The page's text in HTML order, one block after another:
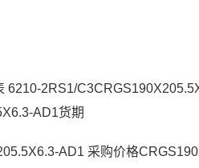
2RS1/
AD1货期
AD1 采购价格